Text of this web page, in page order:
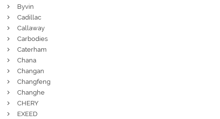
Byvin
Cadillac
Callaway
Carbodies
Caterham
Chana
Changan
Changfeng
Changhe
CHERY
EXEED